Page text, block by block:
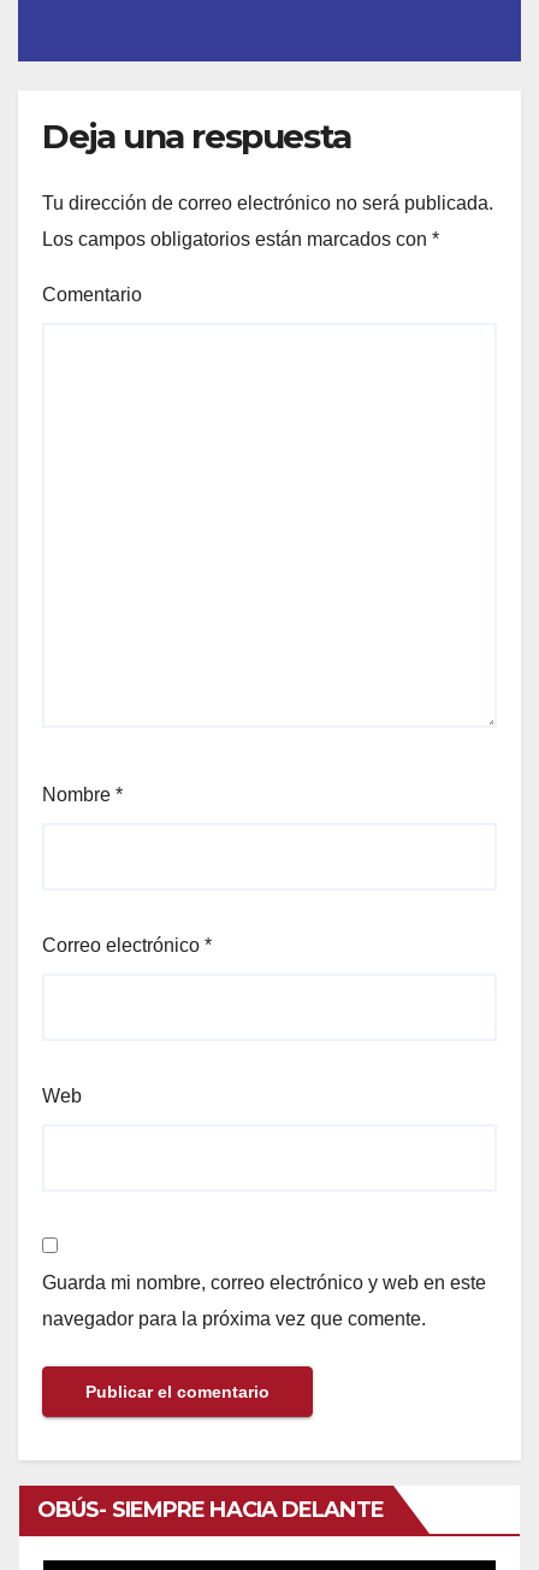
Deja una respuesta
Tu dirección de correo electrónico no será publicada.
Los campos obligatorios están marcados con *
Comentario
Nombre *
Correo electrónico *
Web
Guarda mi nombre, correo electrónico y web en este
navegador para la próxima vez que comente.
OBÚS- SIEMPRE HACIA DELANTE